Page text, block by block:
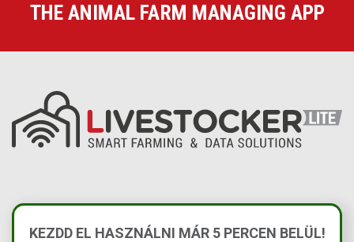
THE ANIMAL FARM MANAGING APP
KEZDD EL HASZNÁLNI MÁR 5 PERCEN BELÜL!